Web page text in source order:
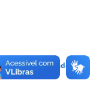
direitos reservados.